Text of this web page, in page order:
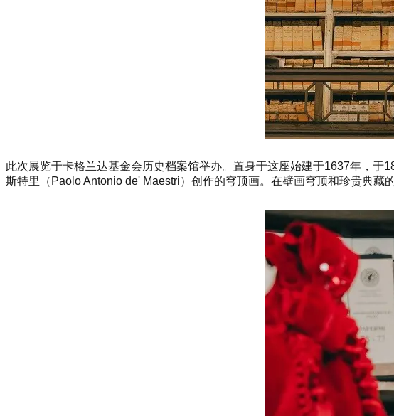
此次展览于卡格兰达基金会历史档案馆举办。置身于这座始建于1637年，于
斯特里（Paolo Antonio de' Maestri）创作的穹顶画。在壁画穹顶和珍贵典藏